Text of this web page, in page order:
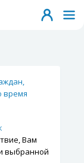
время
Вам
выбранной